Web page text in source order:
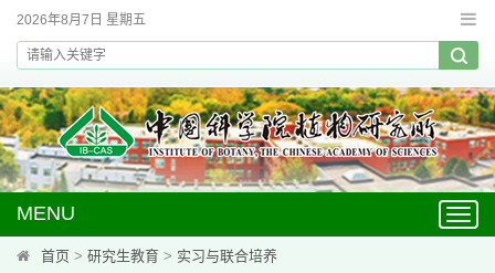
2026年8月7日 星期五
MENU
首页 > 研究生教育 > 实习与联合培养